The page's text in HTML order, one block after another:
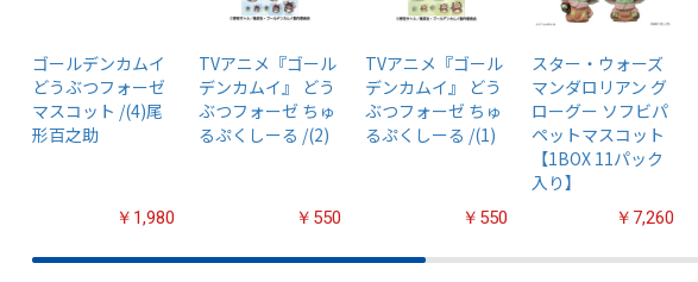
ゴールデンカムイ
どうぶつフォーゼ
マスコット /(4)尾
形百之助
￥1,980
TVアニメ『ゴール
デンカムイ』 どう
ぶつフォーゼ ちゅ
るぷくしーる /(2)
￥550
TVアニメ『ゴール
デンカムイ』 どう
ぶつフォーゼ ちゅ
るぷくしーる /(1)
￥550
スター・ウォーズ
マンダロリアン グ
ローグー ソフビパ
ペットマスコット
【1BOX 11パック
入り】
￥7,260